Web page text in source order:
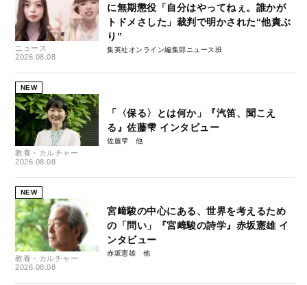
ニュース
2026.08.08
に無期懲役「自分はやってねぇ。誰かが
トドメさした」裁判で明かされた“他責ぶ
り”
集英社オンライン編集部ニュース班
NEW
教養・カルチャー
2026.08.08
「〈保る〉とは何か」『汽笛、聞こえ
る』佐藤雫 インタビュー
佐藤雫
NEW
教養・カルチャー
2026.08.08
宮﨑駿の中心にある、世界を考えるため
の「問い」『宮﨑駿の詩学』赤坂憲雄 イ
ンタビュー
赤坂憲雄